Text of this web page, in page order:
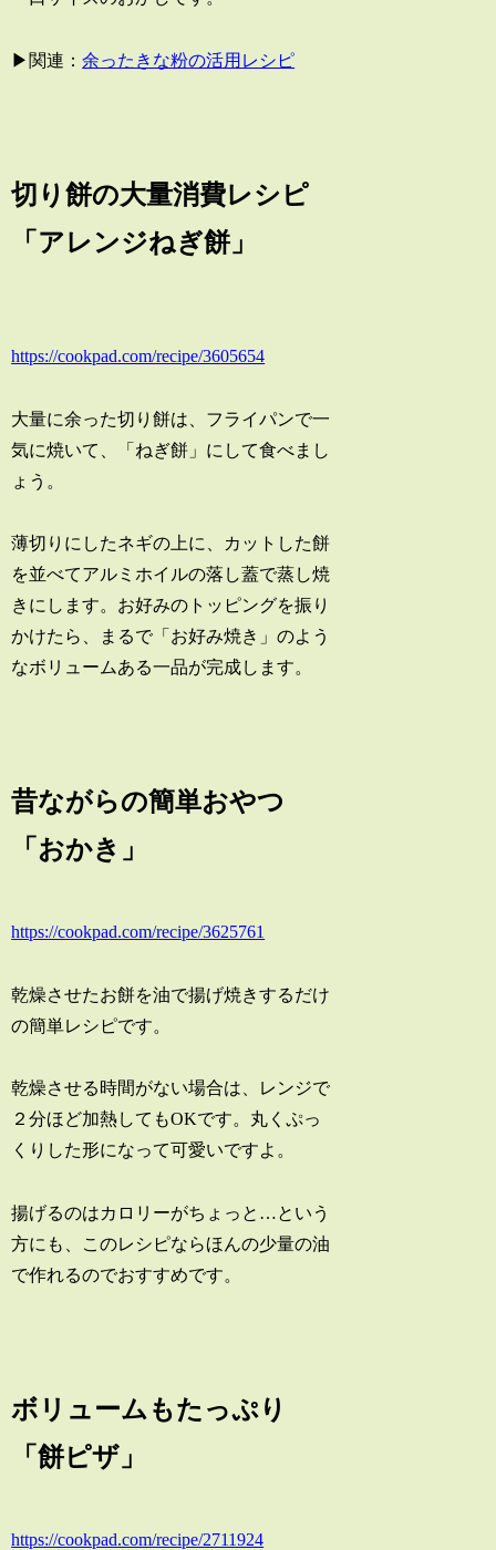
▶関連：余ったきな粉の活用レシピ
切り餅の大量消費レシピ
「アレンジねぎ餅」
https://cookpad.com/recipe/3605654
大量に余った切り餅は、フライパンで一
気に焼いて、「ねぎ餅」にして食べまし
ょう。
薄切りにしたネギの上に、カットした餅
を並べてアルミホイルの落し蓋で蒸し焼
きにします。お好みのトッピングを振り
かけたら、まるで「お好み焼き」のよう
なボリュームある一品が完成します。
昔ながらの簡単おやつ
「おかき」
https://cookpad.com/recipe/3625761
乾燥させたお餅を油で揚げ焼きするだけ
の簡単レシピです。
乾燥させる時間がない場合は、レンジで
２分ほど加熱してもOKです。丸くぷっ
くりした形になって可愛いですよ。
揚げるのはカロリーがちょっと…という
方にも、このレシピならほんの少量の油
で作れるのでおすすめです。
ボリュームもたっぷり
「餅ピザ」
https://cookpad.com/recipe/2711924